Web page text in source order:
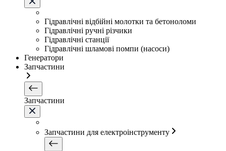
Гідравлічні відбійні молотки та бетоноломи
Гідравлічні ручні різчики
Гідравлічні станції
Гідравлічні шламові помпи (насоси)
Генератори
Запчастини
Запчастини
Запчастини для електроінструменту